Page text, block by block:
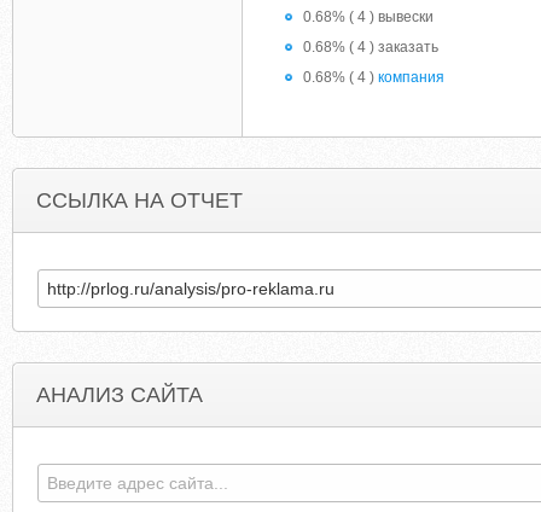
0.68% ( 4 ) вывески
0.68% ( 4 ) заказать
0.68% ( 4 ) компания
ССЫЛКА НА ОТЧЕТ
АНАЛИЗ САЙТА